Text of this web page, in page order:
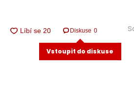
Diskuse 0
Vstoupit do diskuse